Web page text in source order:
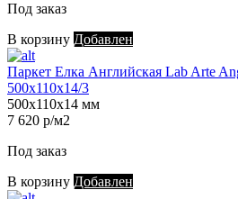
Под заказ
В корзину Добавлен
Паркет Елка Английская Lab Arte
500х110х14/3
500х110х14 мм
7 620 р/м2
Под заказ
В корзину Добавлен